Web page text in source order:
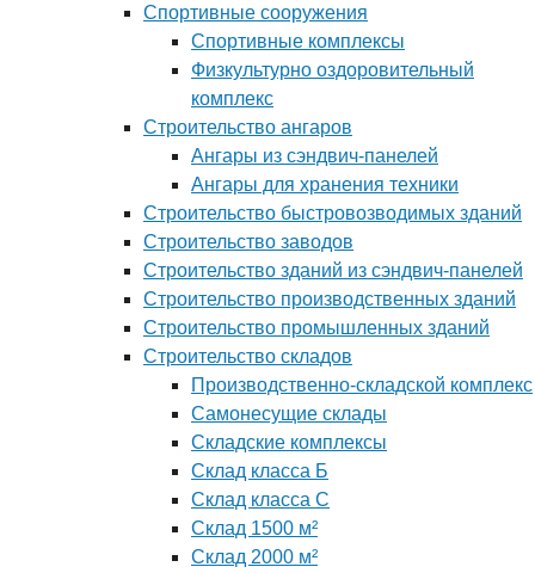
Спортивные сооружения
Спортивные комплексы
Физкультурно оздоровительный
комплекс
Строительство ангаров
Ангары из сэндвич-панелей
Ангары для хранения техники
Строительство быстровозводимых зданий
Строительство заводов
Строительство зданий из сэндвич-панелей
Строительство производственных зданий
Строительство промышленных зданий
Строительство складов
Производственно-складской комплекс
Самонесущие склады
Складские комплексы
Склад класса Б
Склад класса С
Склад 1500 м²
Склад 2000 м²